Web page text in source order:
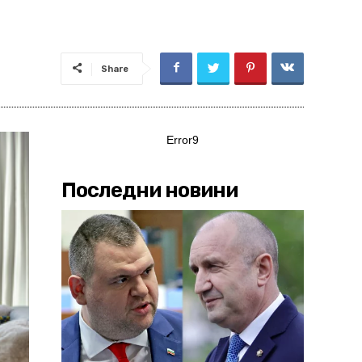
Share
Error9
Последни новини